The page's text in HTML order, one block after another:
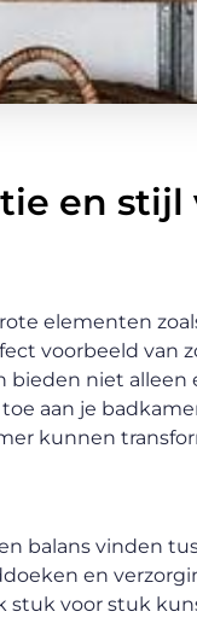
en
elementen
voorbeeld van
bieden niet
aan je
kunnen
balans vinden
en
voor stuk